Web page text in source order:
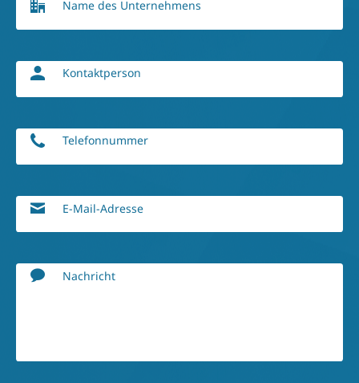
Name des Unternehmens
Kontaktperson
Telefonnummer
E-Mail-Adresse
Nachricht